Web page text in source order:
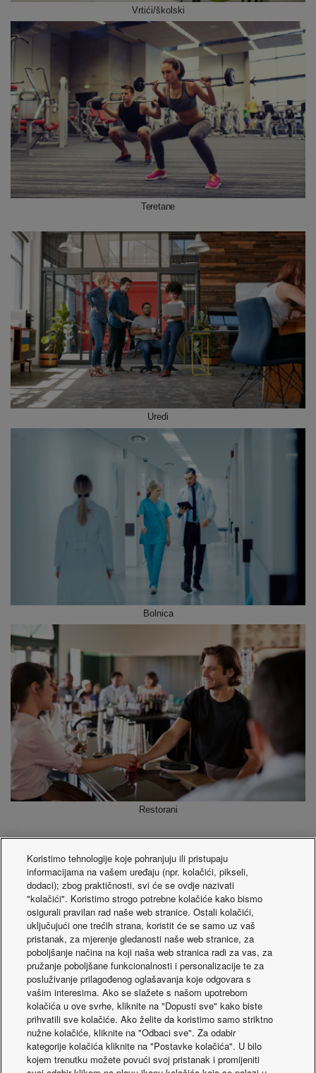
Vrtići/školski
Teretane
Uredi
Bolnica
Restorani
Pogledajte više rješenja za grijanje
nanoe™ tehnologija
Koristimo tehnologije koje pohranjuju ili pristupaju
informacijama na vašem uređaju (npr. kolačići, pikseli,
dodaci); zbog praktičnosti, svi će se ovdje nazivati
"kolačići". Koristimo strogo potrebne kolačiće kako bismo
osigurali pravilan rad naše web stranice. Ostali kolačići,
uključujući one trećih strana, koristit će se samo uz vaš
pristanak, za mjerenje gledanosti naše web stranice, za
poboljšanje načina na koji naša web stranica radi za vas, za
pružanje poboljšane funkcionalnosti i personalizacije te za
posluživanje prilagođenog oglašavanja koje odgovara s
vašim interesima. Ako se slažete s našom upotrebom
kolačića u ove svrhe, kliknite na "Dopusti sve" kako biste
prihvatili sve kolačiće. Ako želite da koristimo samo striktno
nužne kolačiće, kliknite na "Odbaci sve". Za odabir
kategorije kolačića kliknite na "Postavke kolačića". U bilo
kojem trenutku možete povući svoj pristanak i promijeniti